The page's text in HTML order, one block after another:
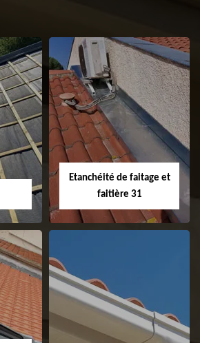
Etanchéité de faitage et
faitière 31
Etanchéité de
faitage et faitière
31